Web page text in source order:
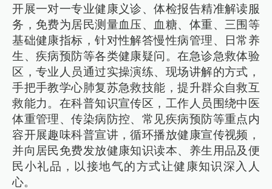
开展一对一专业健康义诊、体检报告精准解读服
务，免费为居民测量血压、血糖、体重、三围等
基础健康指标，针对性解答慢性病管理、日常养
生、疾病预防等各类健康疑问。在急诊急救体验
区，专业人员通过实操演练、现场讲解的方式，
手把手教学心肺复苏急救技能，提升群众自救互
救能力。在科普知识宣传区，工作人员围绕中医
体重管理、传染病防控、常见疾病预防等重点内
容开展趣味科普宣讲，循环播放健康宣传视频，
并向居民免费发放健康知识读本、养生用品及便
民小礼品，以接地气的方式让健康知识深入人
心。